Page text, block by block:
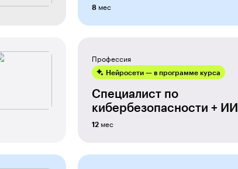
8 мес
Профессия
Нейросети — в программе курса
Специалист по
кибербезопас­но­сти + ИИ
12 мес